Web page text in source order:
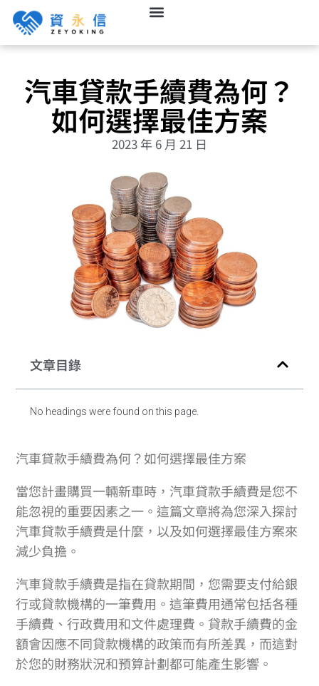
汽車貸款手續費為何？
如何選擇最佳方案
2023 年 6 月 21 日
文章目錄
No headings were found on this page.
汽車貸款手續費為何？如何選擇最佳方案
當您計畫購買一輛新車時，汽車貸款手續費是您不
能忽視的重要因素之一。這篇文章將為您深入探討
汽車貸款手續費是什麼，以及如何選擇最佳方案來
減少負擔。
汽車貸款手續費是指在貸款期間，您需要支付給銀
行或貸款機構的一筆費用。這筆費用通常包括各種
手續費、行政費用和文件處理費。貸款手續費的金
額會因應不同貸款機構的政策而有所差異，而這對
於您的財務狀況和預算計劃都可能產生影響。